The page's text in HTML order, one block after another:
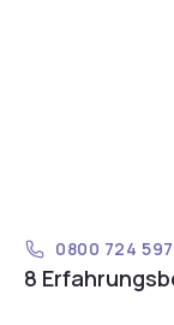
0800 724
8